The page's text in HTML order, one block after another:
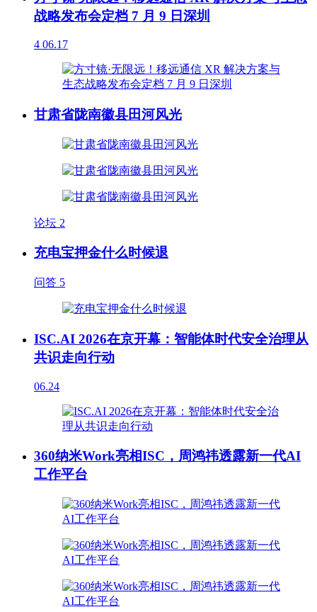
战略发布会定档 7 月 9 日深圳
4 06.17
甘肃省陇南徽县田河风光
论坛 2
充电宝押金什么时候退
问答 5
ISC.AI 2026在京开幕：智能体时代安全治理从
共识走向行动
06.24
360纳米Work亮相ISC，周鸿祎透露新一代AI
工作平台